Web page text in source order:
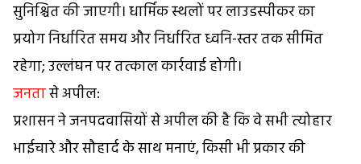
सुनिश्चित की जाएगी। धार्मिक स्थलों पर लाउडस्पीकर का
प्रयोग निर्धारित समय और निर्धारित ध्वनि-स्तर तक सीमित
रहेगा; उल्लंघन पर तत्काल कार्रवाई होगी।
जनतासे अपील:
प्रशासन ने जनपदवासियों से अपील की है कि वे सभी त्योहार
भाईचारे और सौहार्द के साथ मनाएं, किसी भी प्रकार की